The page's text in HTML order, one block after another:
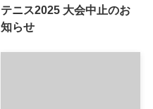
テニス2025 大会中止のお
知らせ